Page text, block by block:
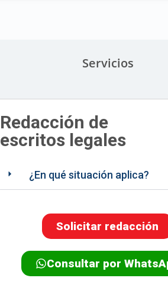
Servicios
Redacción de
escritos legales
¿En qué situación aplica?
Solicitar redacción
Consultar por